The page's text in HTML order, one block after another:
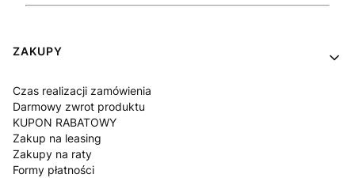
Linki w stopce
ZAKUPY
Czas realizacji zamówienia
Darmowy zwrot produktu
KUPON RABATOWY
Zakup na leasing
Zakupy na raty
Formy płatności